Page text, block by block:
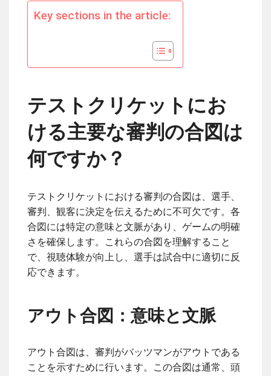
Key sections in the article:
テストクリケットにお
ける主要な審判の合図は
何ですか？
テストクリケットにおける審判の合図は、選手、
審判、観客に決定を伝えるために不可欠です。各
合図には特定の意味と文脈があり、ゲームの明確
さを確保します。これらの合図を理解すること
で、視聴体験が向上し、選手は試合中に適切に反
応できます。
アウト合図：意味と文脈
アウト合図は、審判がバッツマンがアウトである
ことを示すために行います。この合図は通常、頭